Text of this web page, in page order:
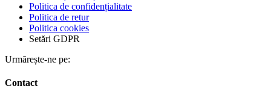
Politica de confidențialitate
Politica de retur
Politica cookies
Setări GDPR
Urmărește-ne pe:
Contact